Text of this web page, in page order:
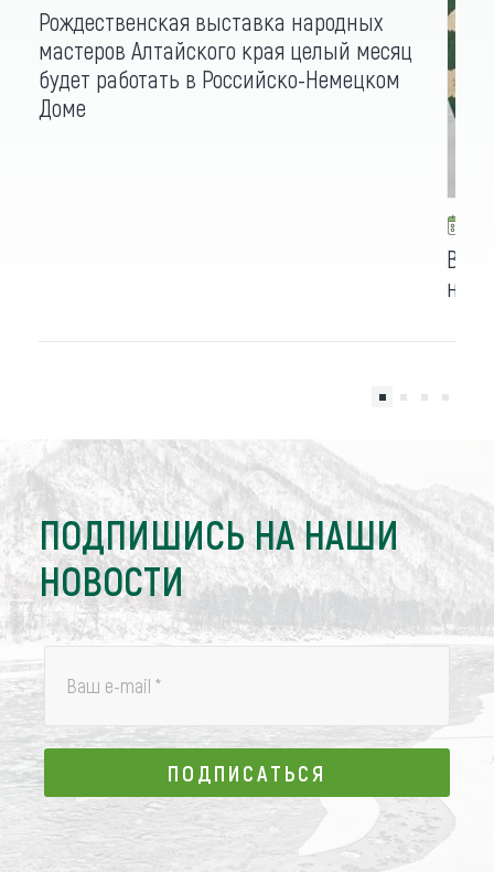
Рождественская выставка народных
мастеров Алтайского края целый месяц
будет работать в Российско-Немецком
Доме
В
ПОДПИШИСЬ НА НАШИ
НОВОСТИ
Ваш e-mail *
ПОДПИСАТЬСЯ
ПОДПИСАТЬСЯ